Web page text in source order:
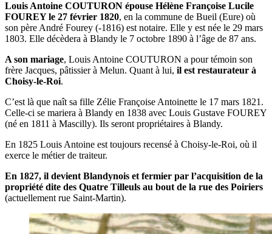
Louis Antoine COUTURON épouse Hélène Françoise Lucile
FOUREY le 27 février 1820, en la commune de Bueil (Eure) où
son père André Fourey (-1816) est notaire. Elle y est née le 29 mars
1803. Elle décèdera à Blandy le 7 octobre 1890 à l’âge de 87 ans.
A son mariage, Louis Antoine COUTURON a pour témoin son
frère Jacques, pâtissier à Melun. Quant à lui, il est restaurateur à
Choisy-le-Roi.
C’est là que naît sa fille Zélie Françoise Antoinette le 17 mars 1821.
Celle-ci se mariera à Blandy en 1838 avec Louis Gustave FOUREY
(né en 1811 à Mascilly). Ils seront propriétaires à Blandy.
En 1825 Louis Antoine est toujours recensé à Choisy-le-Roi, où il
exerce le métier de traiteur.
En 1827, il devient Blandynois et fermier par l’acquisition de la
propriété dite des Quatre Tilleuls au bout de la rue des Poiriers
(actuellement rue Saint-Martin).